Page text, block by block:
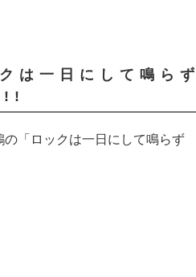
は⼀日にして鳴らず
!!
「ロックは⼀日にして鳴らず